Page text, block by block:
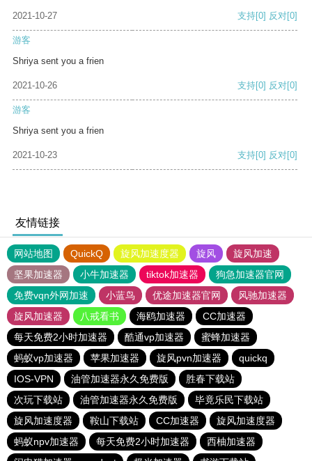
2021-10-27 支持[0] 反对[0]
游客
Shriya sent you a frien
2021-10-26 支持[0] 反对[0]
游客
Shriya sent you a frien
2021-10-23 支持[0] 反对[0]
友情链接
网站地图 QuickQ 旋风加速度器 旋风
旋风加速
坚果加速器
小牛加速器 tiktok加速器
狗急加速器官网
免费vqn外网加速
小蓝鸟 优途加速器官网
风驰加速器
旋风加速器
八戒看书 海鸥加速器
CC加速器
每天免费2小时加速器
酷通vp加速器
蜜蜂加速器
蚂蚁vp加速器
苹果加速器 旋风pvn加速器
quickq
IOS-VPN
油管加速器永久免费版
胜春下载站
次玩下载站
油管加速器永久免费版
毕竟乐民下载站
旋风加速度器
鞍山下载站 CC加速器
旋风加速度器
蚂蚁npv加速器
每天免费2小时加速器
西柚加速器